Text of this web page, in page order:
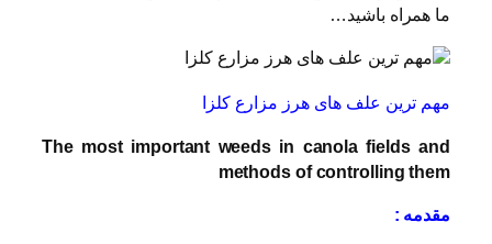
ما همراه باشید…
مهم ترین علف های هرز مزارع کلزا
The most important weeds in canola fields and
methods of controlling them
مقدمه :